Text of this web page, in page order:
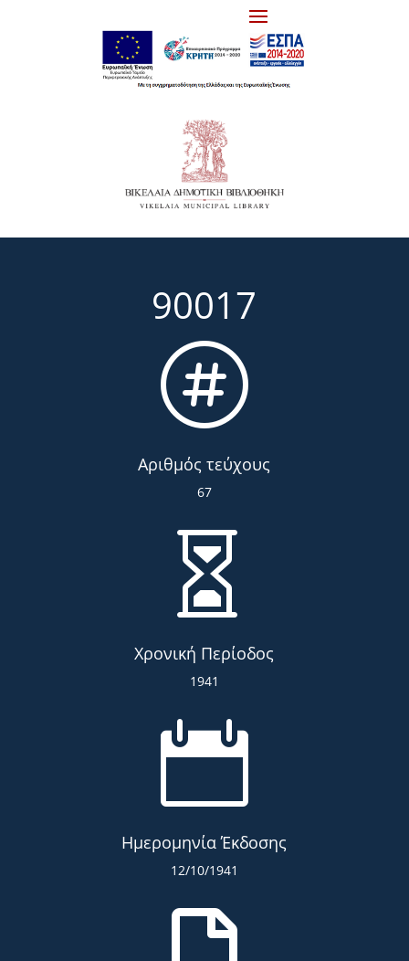
90017

Αριθμός τεύχους
67

Χρονική Περίοδος
1941

Ημερομηνία Έκδοσης
12/10/1941